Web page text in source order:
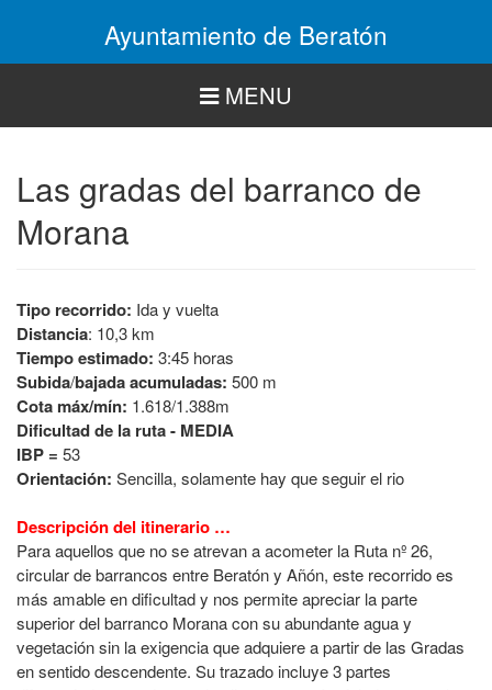
Ayuntamiento de Beratón
MENU
Las gradas del barranco de
Morana
Tipo recorrido: Ida y vuelta
Distancia: 10,3 km
Tiempo estimado: 3:45 horas
Subida/bajada acumuladas: 500 m
Cota máx/mín: 1.618/1.388m
Dificultad de la ruta - MEDIA
IBP = 53
Orientación: Sencilla, solamente hay que seguir el rio
Descripción del itinerario …
Para aquellos que no se atrevan a acometer la Ruta nº 26,
circular de barrancos entre Beratón y Añón, este recorrido es
más amable en dificultad y nos permite apreciar la parte
superior del barranco Morana con su abundante agua y
vegetación sin la exigencia que adquiere a partir de las Gradas
en sentido descendente. Su trazado incluye 3 partes